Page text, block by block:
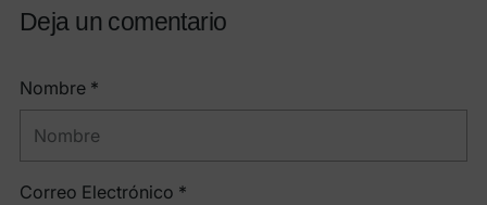
Deja un comentario
Nombre *
Correo Electrónico *